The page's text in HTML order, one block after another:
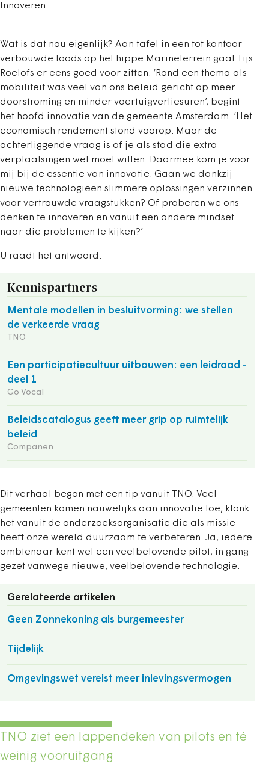
Innoveren.
Wat is dat nou eigenlijk? Aan tafel in een tot kantoor
verbouwde loods op het hippe Marineterrein gaat Tijs
Roelofs er eens goed voor zitten. ‘Rond een thema als
mobiliteit was veel van ons beleid gericht op meer
doorstroming en minder voertuigverliesuren’, begint
het hoofd innovatie van de gemeente Amsterdam. ‘Het
economisch rendement stond voorop. Maar de
achterliggende vraag is of je als stad die extra
verplaatsingen wel moet willen. Daarmee kom je voor
mij bij de essentie van innovatie. Gaan we dankzij
nieuwe technologieën slimmere oplossingen verzinnen
voor vertrouwde vraagstukken? Of proberen we ons
denken te innoveren en vanuit een andere mindset
naar die problemen te kijken?’
U raadt het antwoord.
Kennispartners
Mentale modellen in besluitvorming: we stellen
de verkeerde vraag
TNO
Een participatiecultuur uitbouwen: een leidraad -
deel 1
Go Vocal
Beleidscatalogus geeft meer grip op ruimtelijk
beleid
Companen
Dit verhaal begon met een tip vanuit TNO. Veel
gemeenten komen nauwelijks aan innovatie toe, klonk
het vanuit de onderzoeksorganisatie die als missie
heeft onze wereld duurzaam te verbeteren. Ja, iedere
ambtenaar kent wel een veelbelovende pilot, in gang
gezet vanwege nieuwe, veelbelovende technologie.
Gerelateerde artikelen
Geen Zonnekoning als burgemeester
Tijdelijk
Omgevingswet vereist meer inlevingsvermogen
TNO ziet een lappendeken van pilots en té
weinig vooruitgang